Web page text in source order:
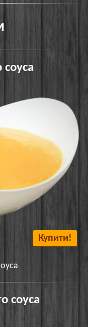
соуса
Купити!
соуса